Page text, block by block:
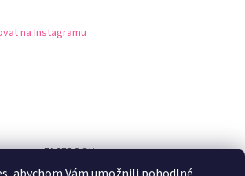
na Instagramu
FACEBOOK